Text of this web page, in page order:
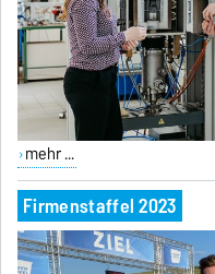
mehr ...
Firmenstaffel 2023